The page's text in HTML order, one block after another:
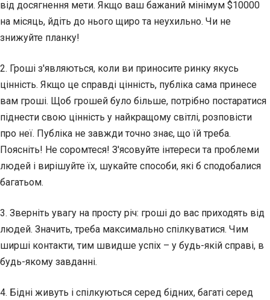
від досягнення мети. Якщо ваш бажаний мінімум $10000
на місяць, йдіть до нього щиро та неухильно. Чи не
знижуйте планку!
2. Гроші з'являються, коли ви приносите ринку якусь
цінність. Якщо це справді цінність, публіка сама принесе
вам гроші. Щоб грошей було більше, потрібно постаратися
піднести свою цінність у найкращому світлі, розповісти
про неї. Публіка не завжди точно знає, що їй треба.
Поясніть! Не соромтеся! З'ясовуйте інтереси та проблеми
людей і вирішуйте їх, шукайте способи, які б сподобалися
багатьом.
3. Зверніть увагу на просту річ: гроші до вас приходять від
людей. Значить, треба максимально спілкуватися. Чим
ширші контакти, тим швидше успіх – у будь-якій справі, в
будь-якому завданні.
4. Бідні живуть і спілкуються серед бідних, багаті серед